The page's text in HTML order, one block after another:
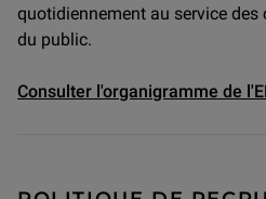
quotidiennement au service des
du public.
Consulter l'organigramme de